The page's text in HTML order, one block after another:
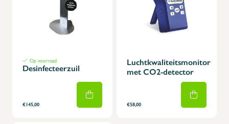
Op voorraad
Desinfecteerzuil
€145,00
Luchtkwaliteitsmonitor
met CO2-detector
€58,00